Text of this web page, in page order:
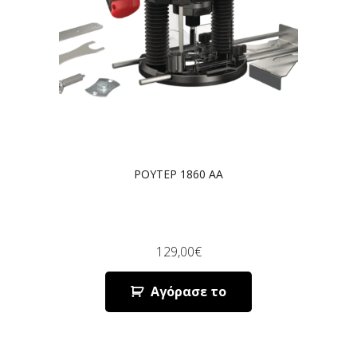
ΡΟΥΤΕΡ 1860 AA
129,00€
Αγόρασε το